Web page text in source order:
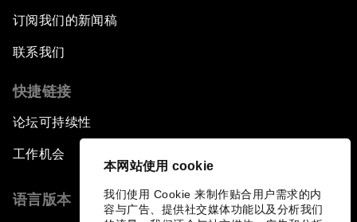
本网站使用 cookie
我们使用 Cookie 来制作贴合用户需求的内
容与广告、提供社交媒体功能以及分析我们
订阅我们的新闻稿
联系我们
快捷链接
论坛可持续性
工作机会
语言版本